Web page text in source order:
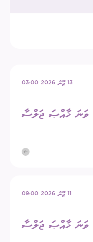
13 ޖޫން 2026 03:00
11 ޖޫން 2026 09:00